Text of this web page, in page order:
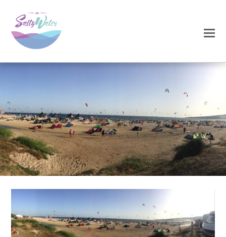
NOVEMBRO 18, 2020
tarifa_panoramica-
1024×320